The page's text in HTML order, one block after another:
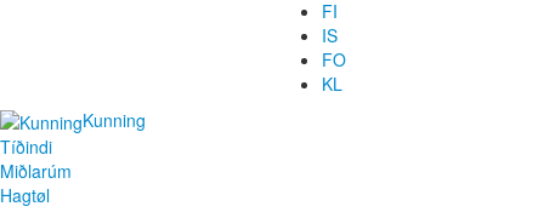
FI
IS
FO
KL
Kunning
Tíðindi
Miðlarúm
Hagtøl